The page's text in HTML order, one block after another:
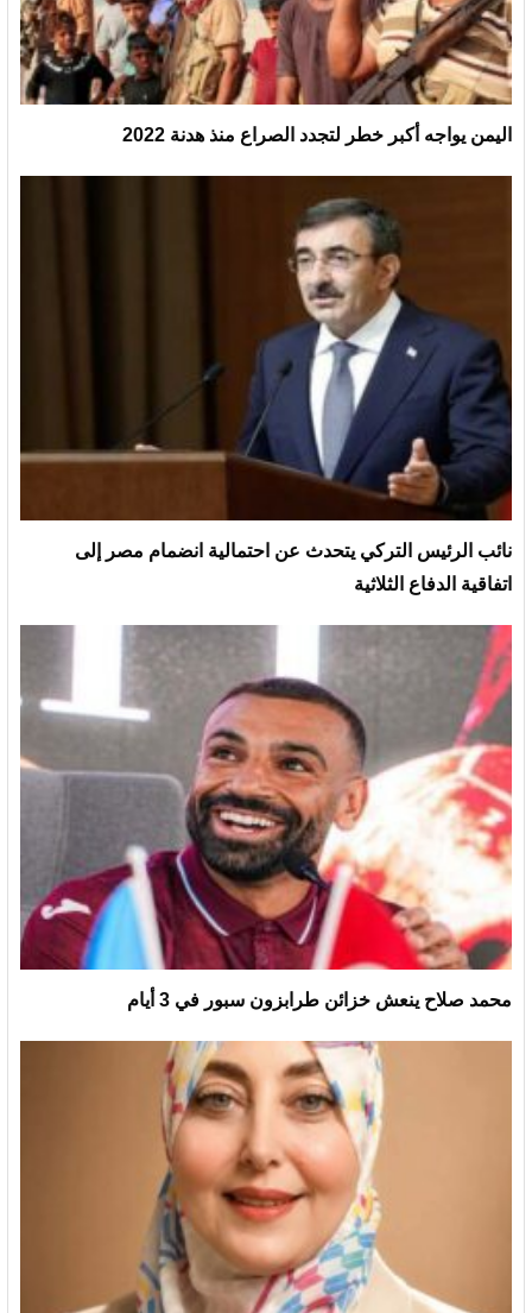
اليمن يواجه أكبر خطر لتجدد الصراع منذ هدنة 2022
نائب الرئيس التركي يتحدث عن احتمالية انضمام مصر إلى
اتفاقية الدفاع الثلاثية
محمد صلاح ينعش خزائن طرابزون سبور في 3 أيام